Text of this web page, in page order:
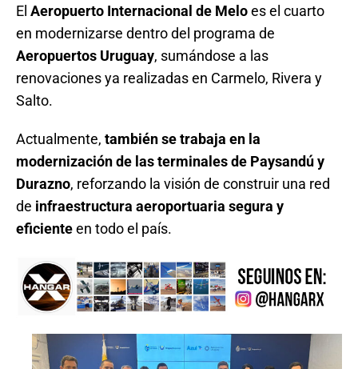
El Aeropuerto Internacional de Meloes el cuarto
en modernizarse dentro del programa de
Aeropuertos Uruguay, sumándose a las
renovaciones ya realizadas en Carmelo, Rivera y
Salto.
Actualmente, también se trabaja en la
modernización de las terminales de Paysandú y
Durazno, reforzando la visión de construir una red
de infraestructura aeroportuaria segura y
eficienteen todo el país.